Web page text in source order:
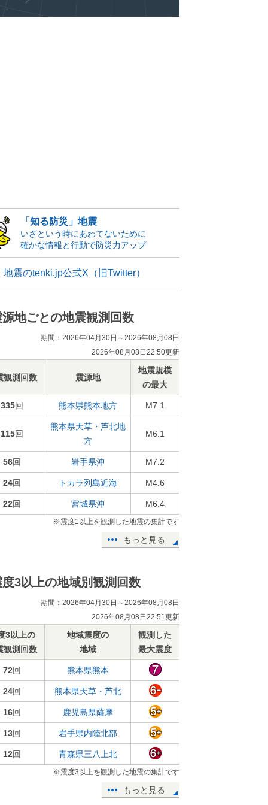
「知る防災」地震
いざという時にあわてないために
確かな情報と行動で防災力アップ
地震のtenki.jp公式X（旧Twitter）
源地ごとの地震観測回数
期間：2026年04月30日～2026年08月08日
2026年08月08日22:50更新
観測回数 震源地
地震規模
の最大
335回 熊本県熊本地方 M7.1
115回
熊本県天草・芦北地
方
M6.1
56回 岩手県沖 M7.2
24回 トカラ列島近海 M4.6
22回 宮城県沖 M6.4
※震度1以上を観測した地震の集計です
もっと見る
度3以上の地域別観測回数
期間：2026年04月30日～2026年08月08日
2026年08月08日22:51更新
3以上の
観測回数
地域震度の
地域
観測した
最大震度
72回 熊本県熊本
24回 熊本県天草・芦北
16回 鹿児島県薩摩
13回 岩手県内陸北部
12回 青森県三八上北
※震度3以上を観測した地震の集計です
もっと見る